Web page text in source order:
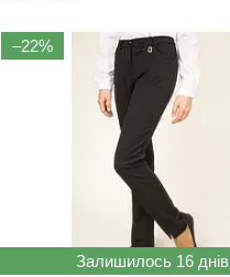
Залишилось 16 днів
–22%